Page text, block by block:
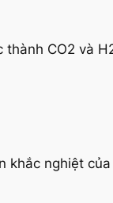
CO2 và
khắc nghiệt